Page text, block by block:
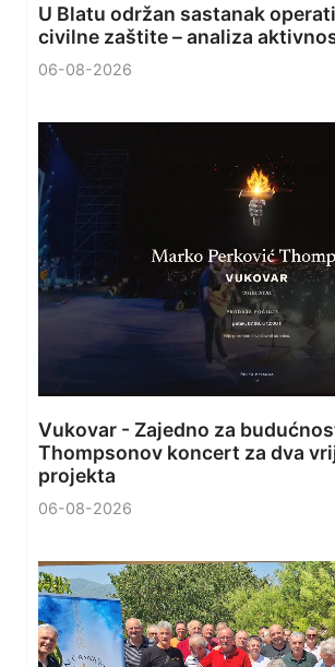
U Blatu održan sastanak
civilne zaštite – analiza
06-08-2026
Vukovar - Zajedno za
Thompsonov koncert za dva
projekta
06-08-2026